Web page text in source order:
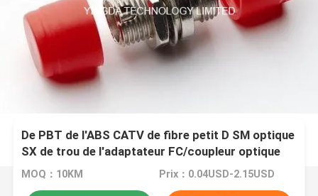
De PBT de l'ABS CATV de fibre petit D SM optique
SX de trou de l'adaptateur FC/coupleur optique
de fibre
MOQ：10KM Prix：0.04USD-2.15USD